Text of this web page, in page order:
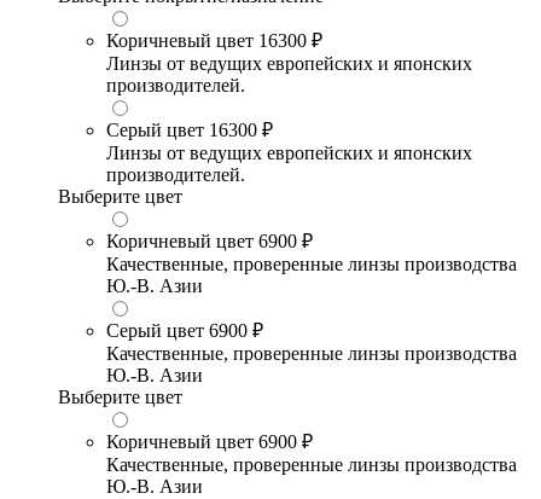
Коричневый цвет 16300 ₽
Линзы от ведущих европейских и японских
производителей.
Серый цвет 16300 ₽
Линзы от ведущих европейских и японских
производителей.
Выберите цвет
Коричневый цвет 6900 ₽
Качественные, проверенные линзы производства
Ю.-В. Азии
Серый цвет 6900 ₽
Качественные, проверенные линзы производства
Ю.-В. Азии
Выберите цвет
Коричневый цвет 6900 ₽
Качественные, проверенные линзы производства
Ю.-В. Азии